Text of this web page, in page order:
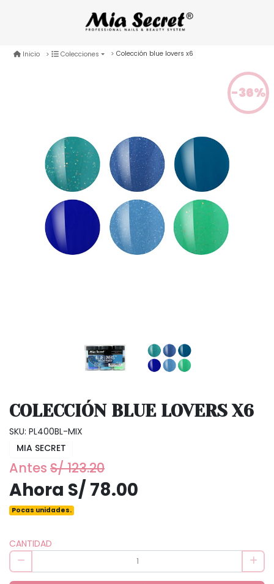
Inicio Colecciones Colección blue lovers x6
-36%
COLECCIÓN BLUE LOVERS X6
SKU: PL400BL-MIX
MIA SECRET
Antes S/ 123.20
Ahora S/ 78.00
Pocas unidades.
CANTIDAD